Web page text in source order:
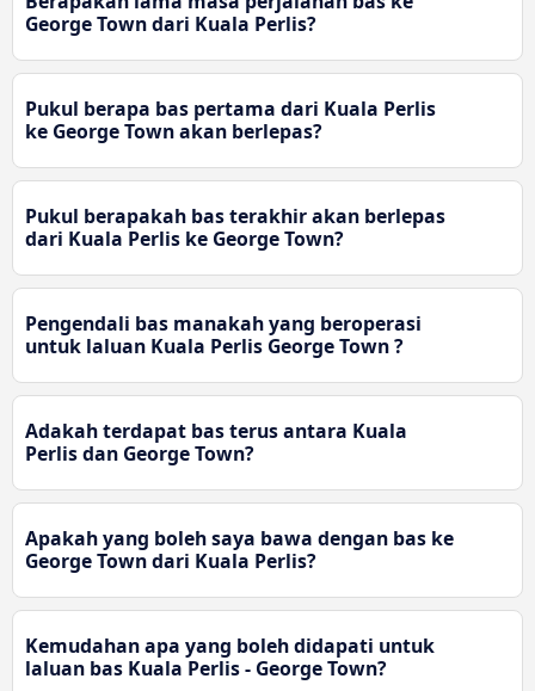
George Town dari Kuala Perlis?
Pukul berapa bas pertama dari Kuala Perlis
ke George Town akan berlepas?
Pukul berapakah bas terakhir akan berlepas
dari Kuala Perlis ke George Town?
Pengendali bas manakah yang beroperasi
untuk laluan Kuala Perlis George Town ?
Adakah terdapat bas terus antara Kuala
Perlis dan George Town?
Apakah yang boleh saya bawa dengan bas ke
George Town dari Kuala Perlis?
Kemudahan apa yang boleh didapati untuk
laluan bas Kuala Perlis - George Town?